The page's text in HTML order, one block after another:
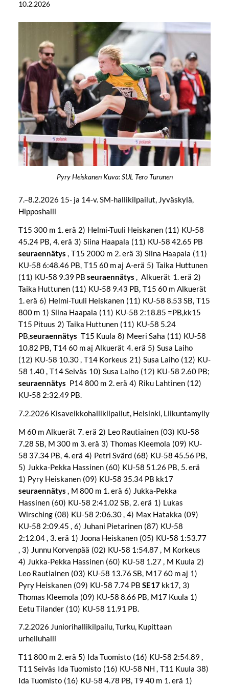
10.2.2026
Pyry Heiskanen Kuva: SUL Tero Turunen
7.–8.2.2026 15- ja 14-v. SM-hallikilpailut, Jyväskylä,
Hipposhalli
T15 300 m 1. erä 2) Helmi-Tuuli Heiskanen (11) KU-58
45.24 PB, 4. erä 3) Siina Haapala (11) KU-58 42.65 PB
seuraennätys , T15 2000 m 2. erä 3) Siina Haapala (11)
KU-58 6:48.46 PB, T15 60 m aj A-erä 5) Taika Huttunen
(11) KU-58 9.39 PB seuraennätys , Alkuerät 1. erä 2)
Taika Huttunen (11) KU-58 9.43 PB, T15 60 m Alkuerät
1. erä 6) Helmi-Tuuli Heiskanen (11) KU-58 8.53 SB, T15
800 m 1) Siina Haapala (11) KU-58 2:18.85 =PB,kk15
T15 Pituus 2) Taika Huttunen (11) KU-58 5.24
PB,seuraennätys T15 Kuula 8) Meeri Saha (11) KU-58
10.82 PB, T14 60 m aj Alkuerät 4. erä 5) Susa Laiho
(12) KU-58 10.30 , T14 Korkeus 21) Susa Laiho (12) KU-
58 1.40 , T14 Seiväs 10) Susa Laiho (12) KU-58 2.60 PB;
seuraennätys P14 800 m 2. erä 4) Riku Lahtinen (12)
KU-58 2:32.49 PB.
7.2.2026 Kisaveikkohallikilpailut, Helsinki, Liikuntamylly
M 60 m Alkuerät 7. erä 2) Leo Rautiainen (03) KU-58
7.28 SB, M 300 m 3. erä 3) Thomas Kleemola (09) KU-
58 37.34 PB, 4. erä 4) Petri Svärd (68) KU-58 45.56 PB,
5) Jukka-Pekka Hassinen (60) KU-58 51.26 PB, 5. erä
1) Pyry Heiskanen (09) KU-58 35.34 PB kk17
seuraennätys , M 800 m 1. erä 6) Jukka-Pekka
Hassinen (60) KU-58 2:41.02 SB, 2. erä 1) Lukas
Wirsching (08) KU-58 2:06.30 , 4) Max Hatakka (09)
KU-58 2:09.45 , 6) Juhani Pietarinen (87) KU-58
2:12.04 , 3. erä 1) Joona Heiskanen (05) KU-58 1:53.77
, 3) Junnu Korvenpää (02) KU-58 1:54.87 , M Korkeus
4) Jukka-Pekka Hassinen (60) KU-58 1.27 , M Kuula 2)
Leo Rautiainen (03) KU-58 13.76 SB, M17 60 m aj 1)
Pyry Heiskanen (09) KU-58 7.74 PB SE17 kk17, 3)
Thomas Kleemola (09) KU-58 8.66 PB, M17 Kuula 1)
Eetu Tilander (10) KU-58 11.91 PB.
7.2.2026 Juniorihallikilpailu, Turku, Kupittaan
urheiluhalli
T11 800 m 2. erä 5) Ida Tuomisto (16) KU-58 2:54.89 ,
T11 Seiväs Ida Tuomisto (16) KU-58 NH , T11 Kuula 38)
Ida Tuomisto (16) KU-58 4.78 PB, T9 40 m 1. erä 1)